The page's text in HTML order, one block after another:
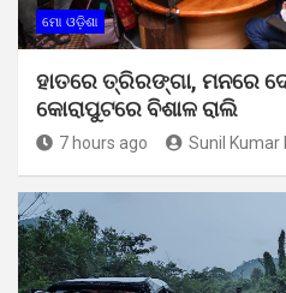
ମୋ ଓଡ଼ିଶା
ହାତରେ ତ୍ରିରଙ୍ଗା, ମନରେ
କୋରାପୁଟରେ ବିଶାଳ ରାଲି
7 hours ago Sunil Kumar